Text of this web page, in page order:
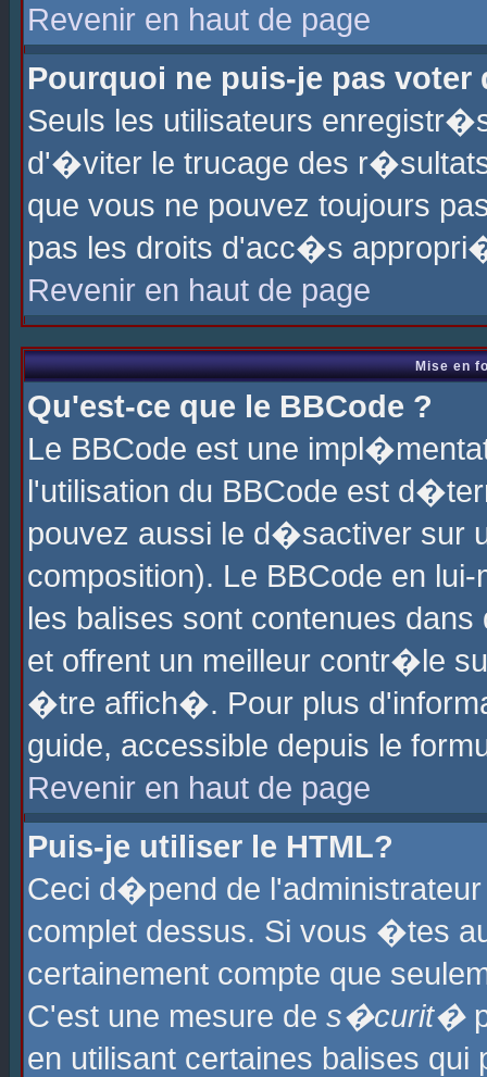
Revenir en haut de page
Pourquoi ne puis-je pas voter
Seuls les utilisateurs
d'�viter le trucage des
que vous ne pouvez toujours
pas les droits d'acc�s
Revenir en haut de page
Mise en
Qu'est-ce que le BBCode ?
Le BBCode est une
l'utilisation du BBCode est
pouvez aussi le d�sactiver sur
composition). Le BBCode en
les balises sont contenues
et offrent un meilleur contr�le
�tre affich�. Pour plus
guide, accessible depuis le
Revenir en haut de page
Puis-je utiliser le HTML?
Ceci d�pend de
complet dessus. Si vous �tes
certainement compte que
C'est une mesure de s�curit�
en utilisant certaines balises